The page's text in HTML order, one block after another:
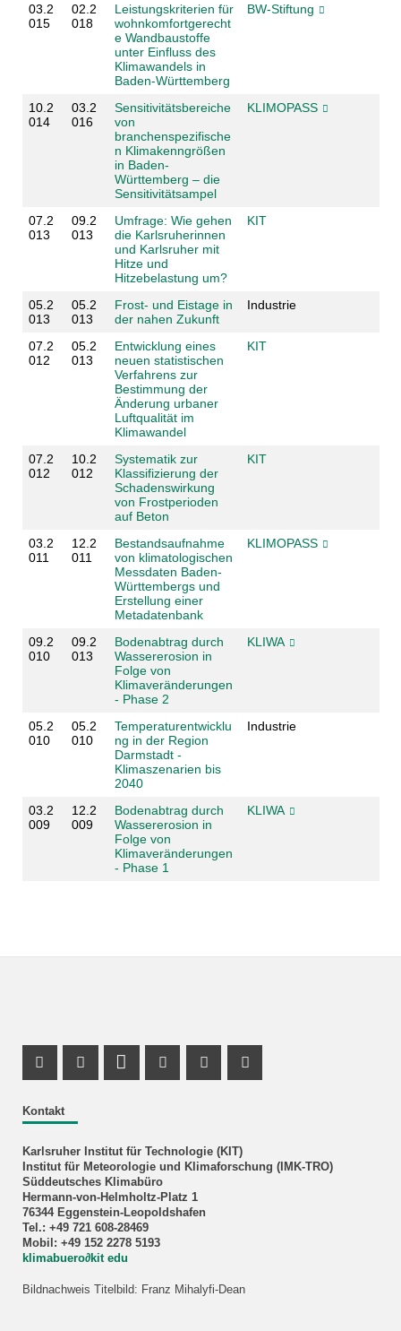
03.2
015
02.2
018
Leistungskriterien für
wohnkomfortgerecht
e Wandbaustoffe
unter Einfluss des
Klimawandels in
Baden-Württemberg
BW-Stiftung
10.2
014
03.2
016
Sensitivitätsbereiche
von
branchenspezifische
n Klimakenngrößen
in Baden-
Württemberg – die
Sensitivitätsampel
KLIMOPASS
07.2
013
09.2
013
Umfrage: Wie gehen
die Karlsruherinnen
und Karlsruher mit
Hitze und
Hitzebelastung um?
KIT
05.2
013
05.2
013
Frost- und Eistage in
der nahen Zukunft
Industrie
07.2
012
05.2
013
Entwicklung eines
neuen statistischen
Verfahrens zur
Bestimmung der
Änderung urbaner
Luftqualität im
Klimawandel
KIT
07.2
012
10.2
012
Systematik zur
Klassifizierung der
Schadenswirkung
von Frostperioden
auf Beton
KIT
03.2
011
12.2
011
Bestandsaufnahme
von klimatologischen
Messdaten Baden-
Württembergs und
Erstellung einer
Metadatenbank
KLIMOPASS
09.2
010
09.2
013
Bodenabtrag durch
Wassererosion in
Folge von
Klimaveränderungen
- Phase 2
KLIWA
05.2
010
05.2
010
Temperaturentwicklu
ng in der Region
Darmstadt -
Klimaszenarien bis
2040
Industrie
03.2
009
12.2
009
Bodenabtrag durch
Wassererosion in
Folge von
Klimaveränderungen
- Phase 1
KLIWA
Kontakt
Karlsruher Institut für Technologie (KIT)
Institut für Meteorologie und Klimaforschung (IMK-TRO)
Süddeutsches Klimabüro
Hermann-von-Helmholtz-Platz 1
76344 Eggenstein-Leopoldshafen
Tel.: +49 721 608-28469
Mobil: +49 152 2278 5193
klimabuero∂kit edu
Facebook Profil
X Kanal (Twitter)
LinkedIn Profil
Youtube Profil
Xing ProfilInstagram Profil
Bildnachweis Titelbild: Franz Mihalyfi-Dean